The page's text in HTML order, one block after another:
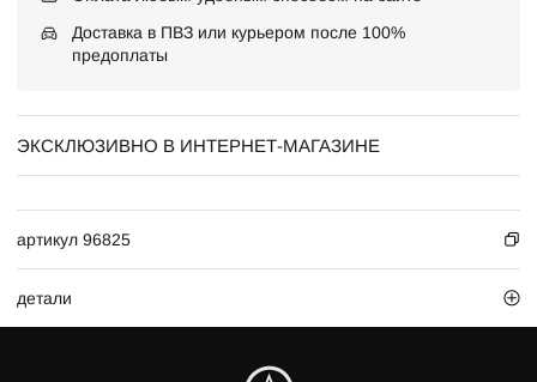
Доставка в ПВЗ или курьером после 100%
предоплаты
ЭКСКЛЮЗИВНО В ИНТЕРНЕТ-МАГАЗИНЕ
артикул 96825
детали